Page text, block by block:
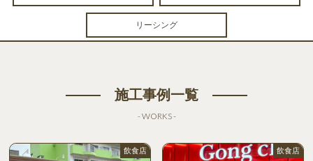
リーシング
施工事例一覧
- WORKS -
飲食店 飲食店